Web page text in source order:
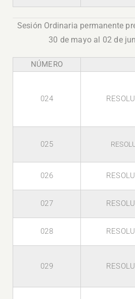
Sesión Ordinaria permanente
30 de mayo al 02 de
NÚMERO
024
025
026
027
028
029